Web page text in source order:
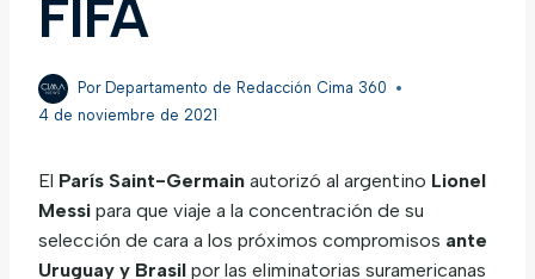
FIFA
Por Departamento de Redacción Cima 360
4 de noviembre de 2021
El París Saint-Germain autorizó al argentino Lionel
Messi para que viaje a la concentración de su
selección de cara a los próximos compromisos ante
Uruguay y Brasil por las eliminatorias suramericanas